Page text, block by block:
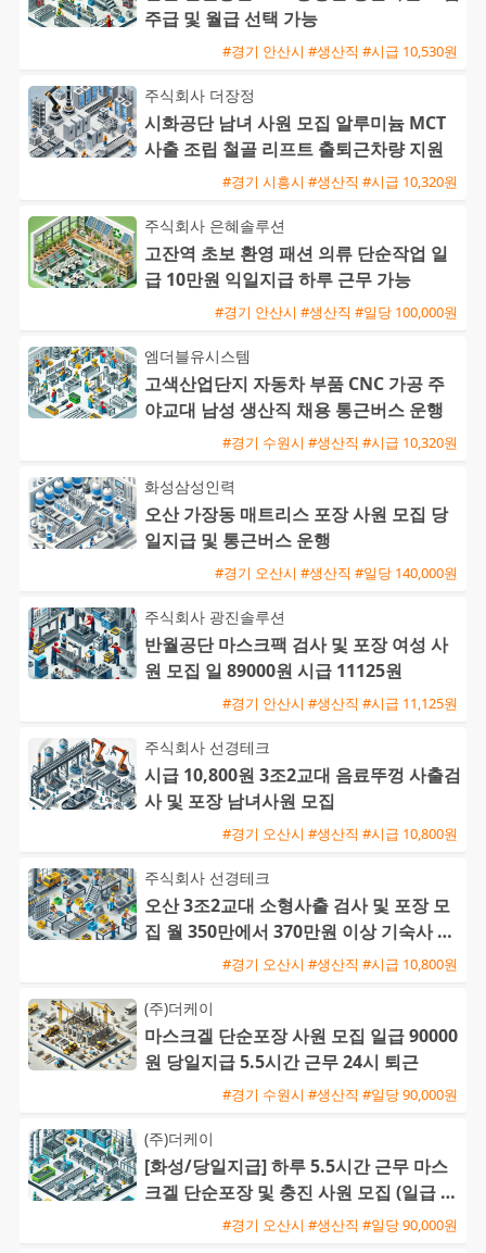
주급 및 월급 선택 가능
#경기 안산시 #생산직 #시급 10,530원
주식회사 더장정
시화공단 남녀 사원 모집 알루미늄 MCT
사출 조립 철골 리프트 출퇴근차량 지원
#경기 시흥시 #생산직 #시급 10,320원
주식회사 은혜솔루션
고잔역 초보 환영 패션 의류 단순작업 일
급 10만원 익일지급 하루 근무 가능
#경기 안산시 #생산직 #일당 100,000원
엠더블유시스템
고색산업단지 자동차 부품 CNC 가공 주
야교대 남성 생산직 채용 통근버스 운행
#경기 수원시 #생산직 #시급 10,320원
화성삼성인력
오산 가장동 매트리스 포장 사원 모집 당
일지급 및 통근버스 운행
#경기 오산시 #생산직 #일당 140,000원
주식회사 광진솔루션
반월공단 마스크팩 검사 및 포장 여성 사
원 모집 일 89000원 시급 11125원
#경기 안산시 #생산직 #시급 11,125원
주식회사 선경테크
시급 10,800원 3조2교대 음료뚜껑 사출검
사 및 포장 남녀사원 모집
#경기 오산시 #생산직 #시급 10,800원
주식회사 선경테크
오산 3조2교대 소형사출 검사 및 포장 모
집 월 350만에서 370만원 이상 기숙사 지
원 및 통근버스 운행
#경기 오산시 #생산직 #시급 10,800원
(주)더케이
마스크겔 단순포장 사원 모집 일급 90000
원 당일지급 5.5시간 근무 24시 퇴근
#경기 수원시 #생산직 #일당 90,000원
(주)더케이
[화성/당일지급] 하루 5.5시간 근무 마스
크겔 단순포장 및 충진 사원 모집 (일급 9
#경기 오산시 #생산직 #일당 90,000원